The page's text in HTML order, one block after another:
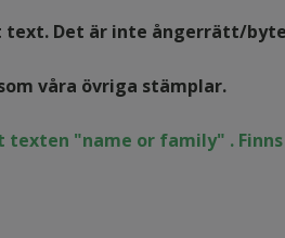
Det är inte ångerrätt/
våra övriga stämplar.
texten "name or family" .